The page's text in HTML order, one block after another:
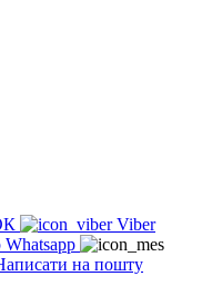
Viber
Whatsapp
на пошту